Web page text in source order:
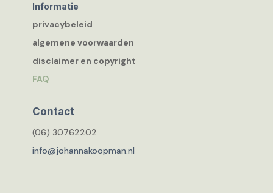
Informatie
privacybeleid
algemene voorwaarden
disclaimer en copyright
FAQ
Contact
(06) 30762202
info@johannakoopman.nl